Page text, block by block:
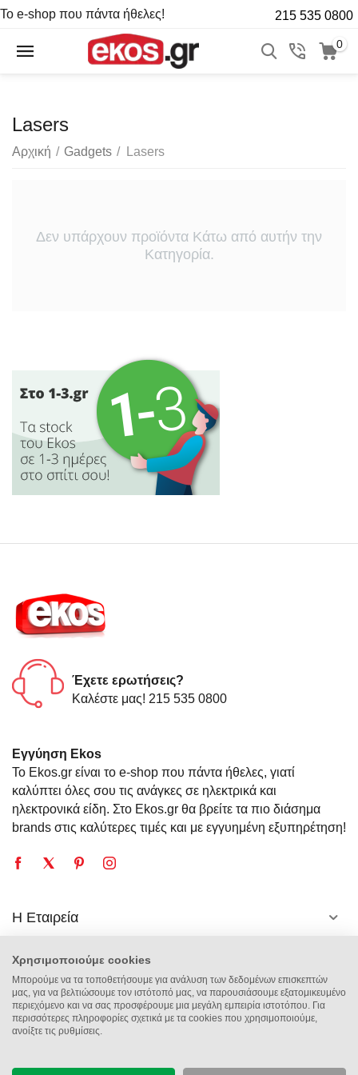
Το e-shop που πάντα ήθελες! 215 535 0800
0
Lasers
Αρχική / Gadgets / Lasers
Δεν υπάρχουν προϊόντα Κάτω από αυτήν την
Κατηγορία.
Έχετε ερωτήσεις?
Καλέστε μας! 215 535 0800
Εγγύηση Ekos
Το Ekos.gr είναι το e-shop που πάντα ήθελες, γιατί
καλύπτει όλες σου τις ανάγκες σε ηλεκτρικά και
ηλεκτρονικά είδη. Στο Ekos.gr θα βρείτε τα πιο διάσημα
brands στις καλύτερες τιμές και με εγγυημένη εξυπηρέτηση!
Η Εταιρεία
Πληροφορίες
Επικοινωνία
Χρησιμοποιούμε cookies
Μπορούμε να τα τοποθετήσουμε για ανάλυση των δεδομένων επισκεπτών
μας, για να βελτιώσουμε τον ιστότοπό μας, να παρουσιάσουμε εξατομικευμένο
περιεχόμενο και να σας προσφέρουμε μια μεγάλη εμπειρία ιστοτόπου. Για
περισσότερες πληροφορίες σχετικά με τα cookies που χρησιμοποιούμε,
ανοίξτε τις ρυθμίσεις.